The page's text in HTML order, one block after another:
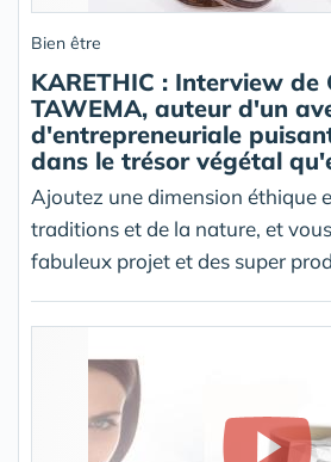
Bien être
KARETHIC : Interview de
TAWEMA, auteur d'un
d'entrepreneuriale
dans le trésor végétal
Ajoutez une dimension éthique
traditions et de la nature, et
fabuleux projet et des super